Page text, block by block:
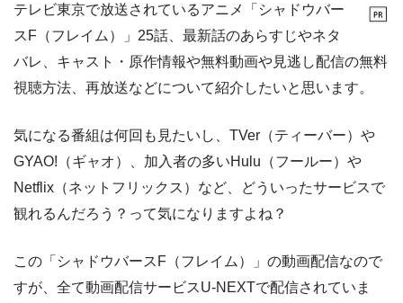
テレビ東京で放送されているアニメ「シャドウバー
スF（フレイム）」25話、最新話のあらすじやネタ
バレ、キャスト・原作情報や無料動画や見逃し配信の無料
視聴方法、再放送などについて紹介したいと思います。
気になる番組は何回も見たいし、TVer（ティーバー）や
GYAO!（ギャオ）、加入者の多いHulu（フールー）や
Netflix（ネットフリックス）など、どういったサービスで
観れるんだろう？って気になりますよね？
この「シャドウバースF（フレイム）」の動画配信なので
すが、全て動画配信サービスU-NEXTで配信されていま